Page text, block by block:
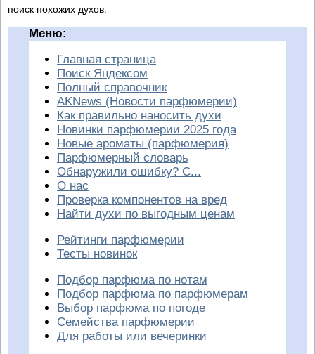
поиск похожих духов.
Меню:
Главная страница
Поиск Яндексом
Полный справочник
AKNews (Новости парфюмерии)
Как правильно наносить духи
Новинки парфюмерии 2025 года
Новые ароматы (парфюмерия)
Парфюмерный словарь
Обнаружили ошибку? С...
О нас
Проверка компонентов на вред
Найти духи по выгодным ценам
Рейтинги парфюмерии
Тесты новинок
Подбор парфюма по нотам
Подбор парфюма по парфюмерам
Выбор парфюма по погоде
Семейства парфюмерии
Для работы или вечеринки